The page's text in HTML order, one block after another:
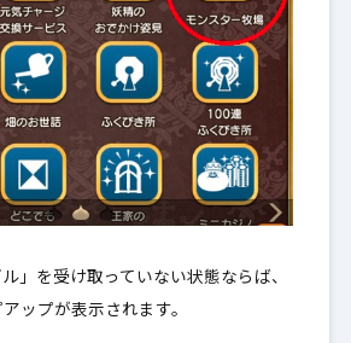
ル」を受け取っていない状態ならば、
ップが表示されます。